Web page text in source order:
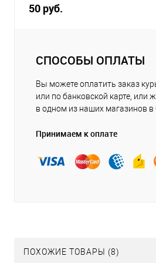
50 руб.
СПОСОБЫ ОПЛАТЫ
Вы можете оплатить заказ
или по банковской карте, или
в одном из наших магазинов в
Принимаем к оплате
ПОХОЖИЕ ТОВАРЫ (8)